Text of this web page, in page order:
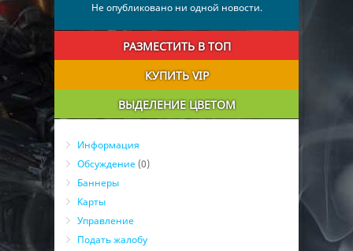
Не опубликовано ни одной новости.
РАЗМЕСТИТЬ В ТОП
КУПИТЬ VIP
ВЫДЕЛЕНИЕ ЦВЕТОМ
Информация
Обсуждение (0)
Баннеры
Карты
Управление
Подать жалобу